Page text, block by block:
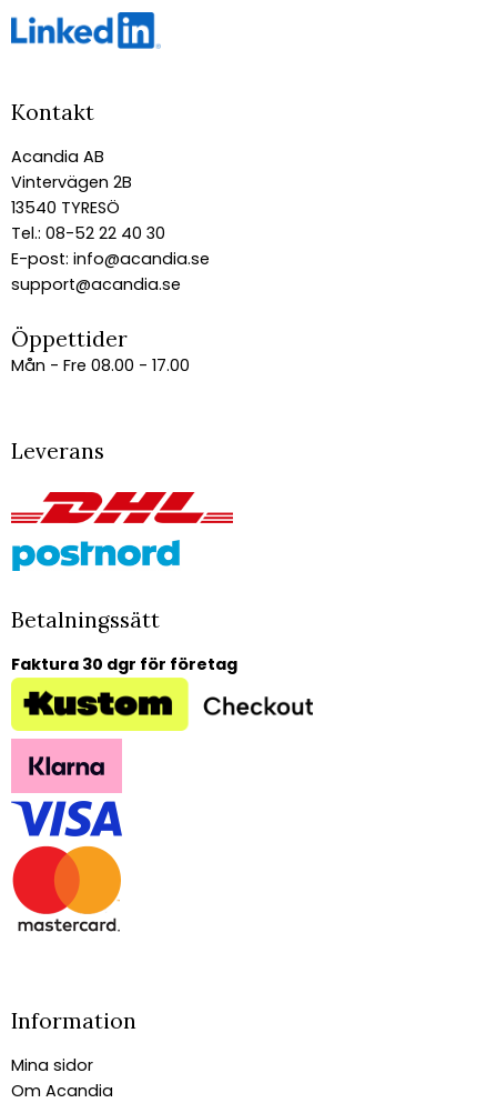
Kontakt
Acandia AB
Vintervägen 2B
13540 TYRESÖ
Tel.: 08-52 22 40 30
E-post: info@acandia.se
support@acandia.se
Öppettider
Mån - Fre 08.00 - 17.00
Leverans
Betalningssätt
Faktura 30 dgr för företag
Information
Mina sidor
Om Acandia